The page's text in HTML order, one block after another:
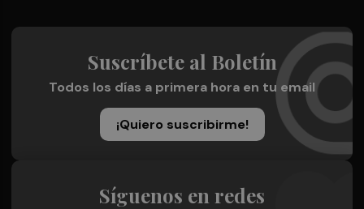
Suscríbete al Boletín
Todos los días a primera hora en tu email
¡Quiero suscribirme!
Síguenos en redes